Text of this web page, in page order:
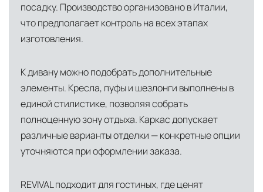
посадку. Производство организовано в Италии,
что предполагает контроль на всех этапах
изготовления.
К дивану можно подобрать дополнительные
элементы. Кресла, пуфы и шезлонги выполнены в
единой стилистике, позволяя собрать
полноценную зону отдыха. Каркас допускает
различные варианты отделки — конкретные опции
уточняются при оформлении заказа.
REVIVAL подходит для гостиных, где ценят